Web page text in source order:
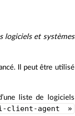
logiciels et systèmes
Il peut être utilisé
liste de logiciels
client-agent »